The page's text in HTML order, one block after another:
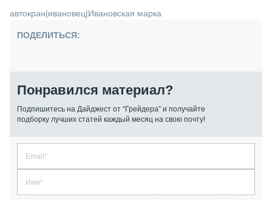
автокран|ивановец|Ивановская марка
ПОДЕЛИТЬСЯ:
Понравился материал?
Подпишитесь на Дайджест от “Грейдера” и получайте
подборку лучших статей каждый месяц на свою почту!